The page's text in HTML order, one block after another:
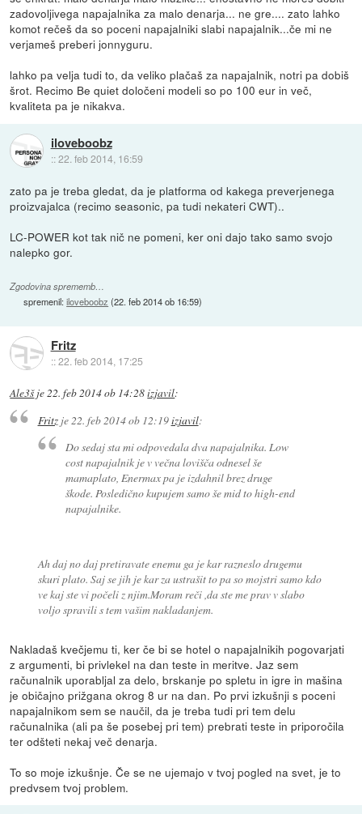
zadovoljivega napajalnika za malo denarja... ne gre.... zato lahko
komot rečeš da so poceni napajalniki slabi napajalnik...če mi ne
verjameš preberi jonnyguru.
lahko pa velja tudi to, da veliko plačaš za napajalnik, notri pa dobiš
šrot. Recimo Be quiet določeni modeli so po 100 eur in več,
kvaliteta pa je nikakva.
iloveboobz
::22. feb 2014, 16:59
zato pa je treba gledat, da je platforma od kakega preverjenega
proizvajalca (recimo seasonic, pa tudi nekateri CWT)..
LC-POWER kot tak nič ne pomeni, ker oni dajo tako samo svojo
nalepko gor.
Zgodovina sprememb…
spremenil:iloveboobz (22. feb 2014 ob 16:59)
Fritz
::22. feb 2014, 17:25
Ale3šje22. feb 2014 ob 14:28izjavil:
Fritzje22. feb 2014 ob 12:19izjavil:
Do sedaj sta mi odpovedala dva napajalnika. Low
cost napajalnik je v večna lovišča odnesel še
mamaplato, Enermax pa je izdahnil brez druge
škode. Posledično kupujem samo še mid to high-end
napajalnike.
Ah daj no daj pretiravate enemu ga je kar razneslo drugemu
skuri plato. Saj se jih je kar za ustrašit to pa so mojstri samo kdo
ve kaj ste vi počeli z njim.Moram reči ,da ste me prav v slabo
voljo spravili s tem vašim nakladanjem.
Nakladaš kvečjemu ti, ker če bi se hotel o napajalnikih pogovarjati
z argumenti, bi privlekel na dan teste in meritve. Jaz sem
računalnik uporabljal za delo, brskanje po spletu in igre in mašina
je običajno prižgana okrog 8 ur na dan. Po prvi izkušnji s poceni
napajalnikom sem se naučil, da je treba tudi pri tem delu
računalnika (ali pa še posebej pri tem) prebrati teste in priporočila
ter odšteti nekaj več denarja.
To so moje izkušnje. Če se ne ujemajo v tvoj pogled na svet, je to
predvsem tvoj problem.